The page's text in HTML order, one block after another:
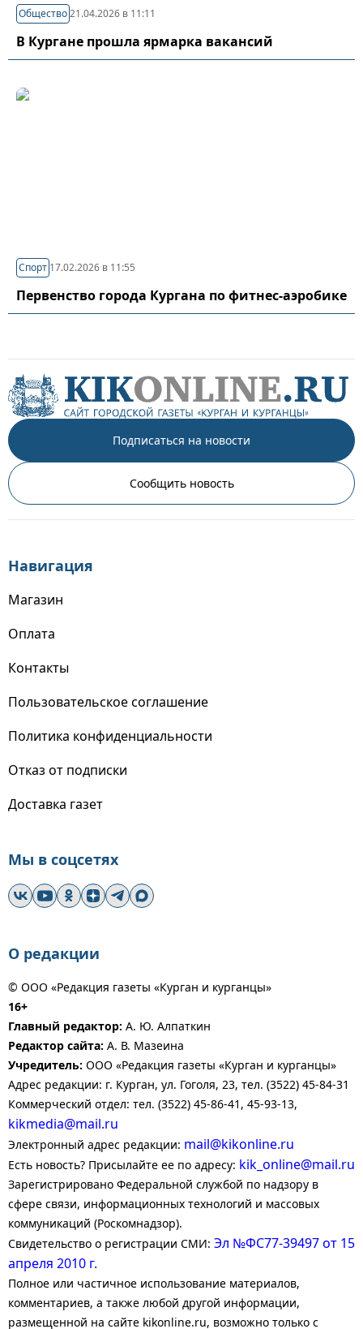
Общество21.04.2026 в 11:11
В Кургане прошла ярмарка вакансий
Спорт 17.02.2026 в 11:55
Первенство города Кургана по фитнес-аэробике
Подписаться на новости
Сообщить новость
Навигация
Магазин
Оплата
Контакты
Пользовательское соглашение
Политика конфиденциальности
Отказ от подписки
Доставка газет
Мы в соцсетях
О редакции
© ООО «Редакция газеты «Курган и курганцы»
16+
Главный редактор: А. Ю. Алпаткин
Редактор сайта: А. В. Мазеина
Учредитель: ООО «Редакция газеты «Курган и курганцы»
Адрес редакции: г. Курган, ул. Гоголя, 23, тел. (3522) 45-84-31
Коммерческий отдел: тел. (3522) 45-86-41, 45-93-13,
kikmedia@mail.ru
Электронный адрес редакции: mail@kikonline.ru
Есть новость? Присылайте ее по адресу: kik_online@mail.ru
Зарегистрировано Федеральной службой по надзору в
сфере связи, информационных технологий и массовых
коммуникаций (Роскомнадзор).
Свидетельство о регистрации СМИ: Эл №ФС77-39497 от 15
апреля 2010 г.
Полное или частичное использование материалов,
комментариев, а также любой другой информации,
размещенной на сайте kikonline.ru, возможно только с